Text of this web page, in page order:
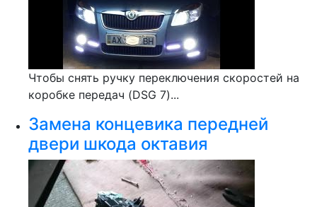
Чтобы снять ручку переключения скоростей на
коробке передач (DSG 7)...
Замена концевика передней
двери шкода октавия